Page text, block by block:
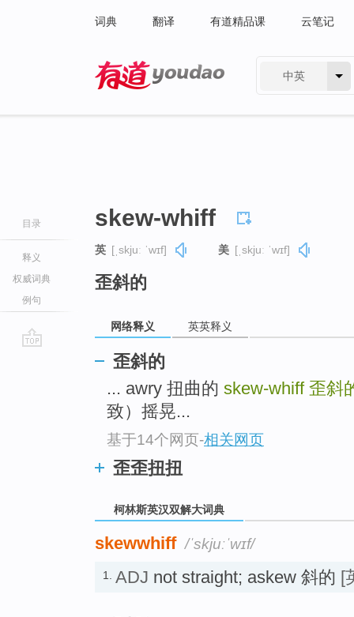
词典 翻译 有道精品课 云笔记
中英
目录
释义
权威词典
例句
skew-whiff
英 [ˌskjuː ˈwɪf] 美 [ˌskjuː ˈwɪf]
歪斜的
网络释义 英英释义
歪斜的
... awry 扭曲的 skew-whiff 歪斜
致）摇晃...
基于14个网页-相关网页
歪歪扭扭
柯林斯英汉双解大词典
skewwhiff /ˈskjuːˈwɪf/
1. ADJ not straight; askew 斜的 [